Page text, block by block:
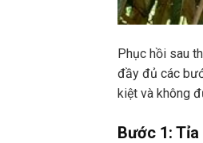
Phục hồi sau
đầy đủ các
kiệt và không
Bước 1: Tỉa